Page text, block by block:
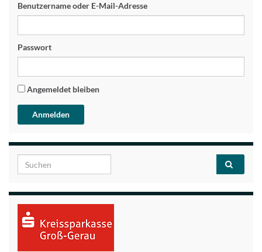
Benutzername oder E-Mail-Adresse
Passwort
Angemeldet bleiben
Search for: